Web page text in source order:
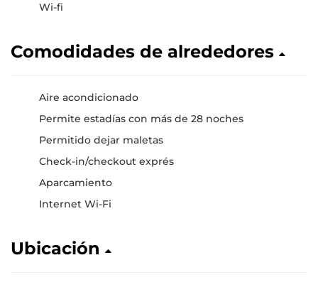
Wi-fi
Comodidades de alrededores
Aire acondicionado
Permite estadías con más de 28 noches
Permitido dejar maletas
Check-in/checkout exprés
Aparcamiento
Internet Wi-Fi
Ubicación